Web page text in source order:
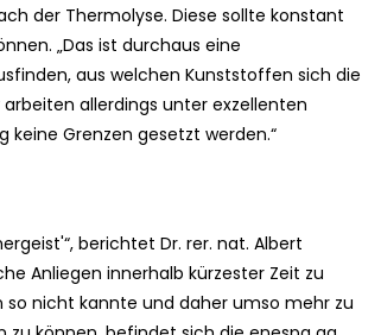
der Thermolyse. Diese sollte konstant
„Das ist durchaus eine
aus welchen Kunststoffen sich die
arbeiten allerdings unter exzellenten
Grenzen gesetzt werden.“
berichtet Dr. rer. nat. Albert
Anliegen innerhalb kürzester Zeit zu
so nicht kannte und daher umso mehr zu